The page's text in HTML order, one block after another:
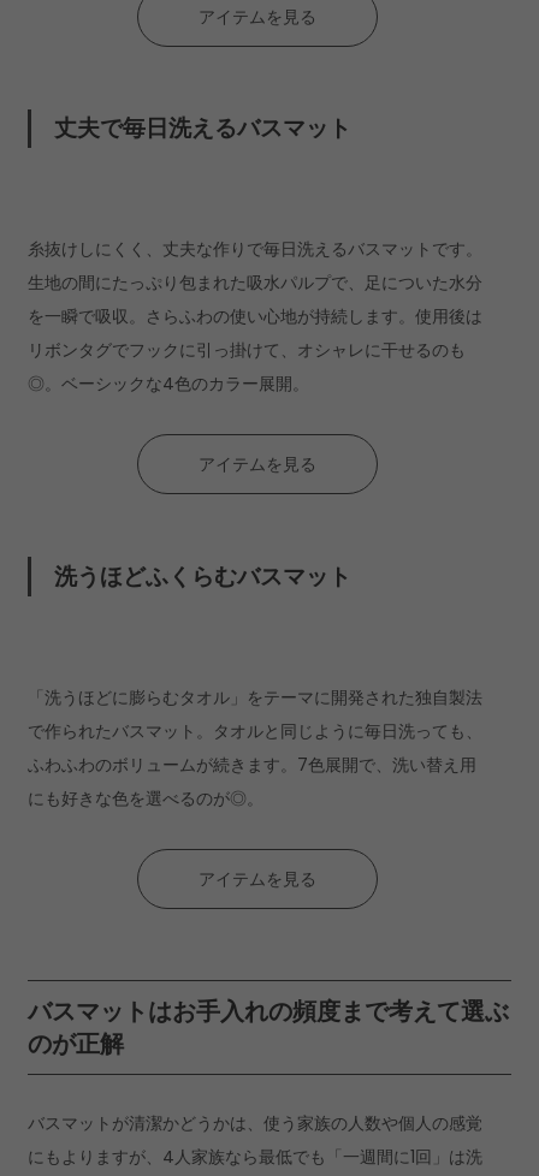
アイテムを見る
丈夫で毎日洗えるバスマット
アイテムを見る
糸抜けしにくく、丈夫な作りで毎日洗えるバスマットです。
生地の間にたっぷり包まれた吸水パルプで、足についた水分
を一瞬で吸収。さらふわの使い心地が持続します。使用後は
リボンタグでフックに引っ掛けて、オシャレに干せるのも
◎。ベーシックな4色のカラー展開。
アイテムを見る
洗うほどふくらむバスマット
アイテムを見る
「洗うほどに膨らむタオル」をテーマに開発された独自製法
で作られたバスマット。タオルと同じように毎日洗っても、
ふわふわのボリュームが続きます。7色展開で、洗い替え用
にも好きな色を選べるのが◎。
アイテムを見る
バスマットはお手入れの頻度まで考えて選ぶ
のが正解
バスマットが清潔かどうかは、使う家族の人数や個人の感覚
にもよりますが、4人家族なら最低でも「一週間に1回」は洗